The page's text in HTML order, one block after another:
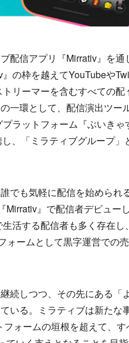
配信アプリ『Mirrativ』を通
の枠を越えてYouTubeや
リーマーを含むすべての配
一環として、配信演出ツー
ラットフォーム『ぶいきゃ
、「ミラティブグループ」
も気軽に配信を始められ
Mirrativ』で配信者デビュー
活する配信者も多く存在し
ームとして黒字運営での
続しつつ、その先にある「
いる。ミラティブは新たな
ォームの垣根を超えて、